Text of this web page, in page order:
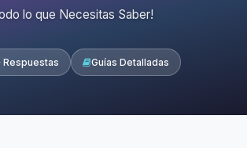
lo que Necesitas Saber!
Respuestas Guías Detalladas